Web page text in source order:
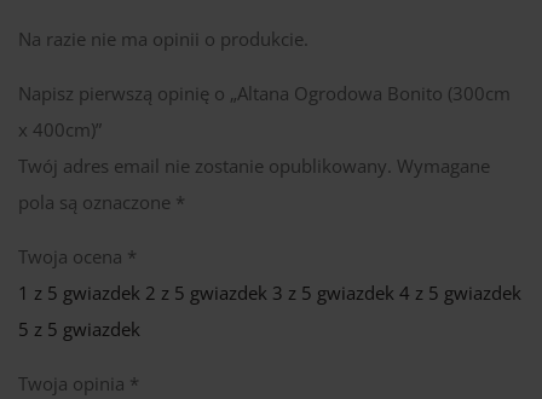
Na razie nie ma opinii o produkcie.
Napisz pierwszą opinię o „Altana Ogrodowa Bonito (300cm
x 400cm)”
Twój adres email nie zostanie opublikowany. Wymagane
pola są oznaczone *
Twoja ocena *
1 z 5 gwiazdek 2 z 5 gwiazdek 3 z 5 gwiazdek 4 z 5 gwiazdek
5 z 5 gwiazdek
Twoja opinia *